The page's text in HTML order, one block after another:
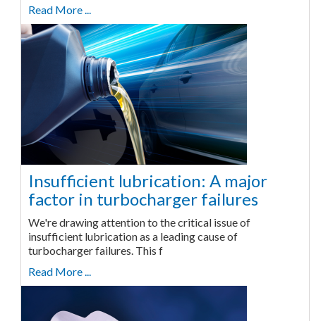
Read More ...
Insufficient lubrication: A major
factor in turbocharger failures
We're drawing attention to the critical issue of
insufficient lubrication as a leading cause of
turbocharger failures. This f
Read More ...